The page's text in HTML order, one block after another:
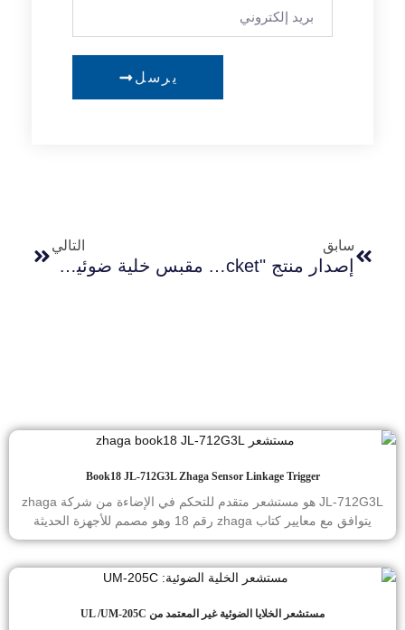
يرسل
سابق
إصدار منتج "Zhaga" LONG-JOIN Zhaga Socket
التالي
مقبس خلية ضوئية بـ 7 سنون من نوع NEMA
Book18 JL-712G3L Zhaga Sensor Linkage Trigger
JL-712G3L هو مستشعر متقدم للتحكم في الإضاءة من شركة zhaga
يتوافق مع معايير كتاب zhaga رقم 18 وهو مصمم للأجهزة الحديثة
مستشعر الخلايا الضوئية غير المعتمد من UL /UM-205C